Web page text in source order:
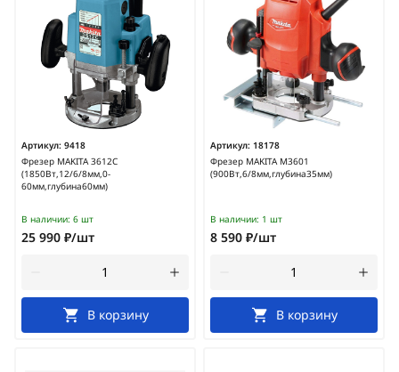
Артикул: 9418
Фрезер MAKITA 3612C
(1850Вт,12/6/8мм,0-
60мм,глубина60мм)
В наличии: 6 шт
25 990 ₽/шт
В корзину
Артикул: 18178
Фрезер MAKITA M3601
(900Вт,6/8мм,глубина35мм)
В наличии: 1 шт
8 590 ₽/шт
В корзину